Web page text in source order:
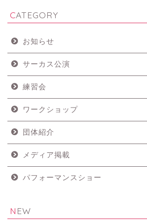
CATEGORY
お知らせ
サーカス公演
練習会
ワークショップ
団体紹介
メディア掲載
パフォーマンスショー
NEW